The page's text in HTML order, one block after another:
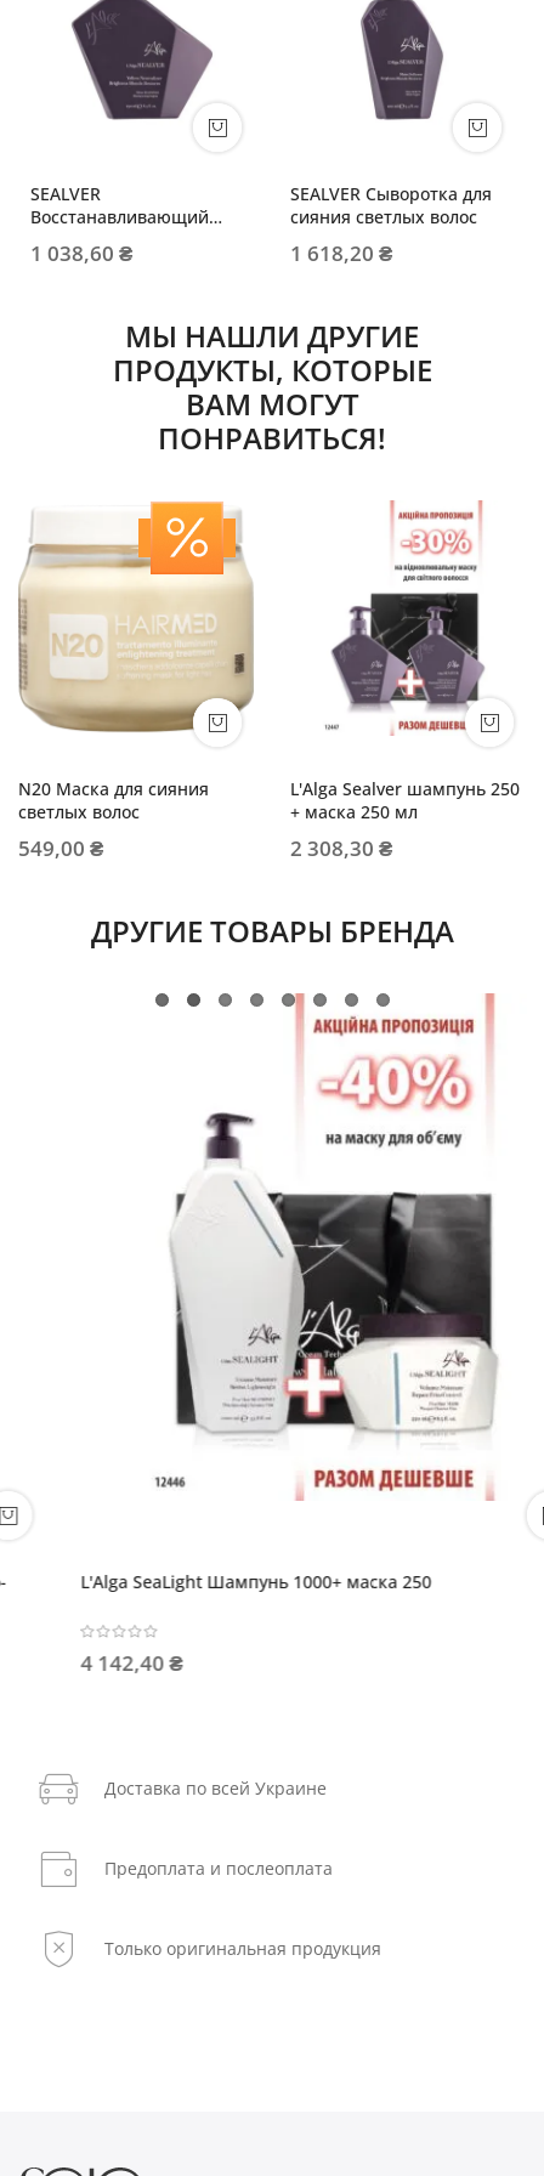
SEALVER
Восстанавливающий
волос
1 038,60 ₴
SEALVER Сыворотка для
сияния светлых волос
1 618,20 ₴
МЫ НАШЛИ ДРУГИЕ
ПРОДУКТЫ, КОТОРЫЕ
ВАМ МОГУТ
ПОНРАВИТЬСЯ!
N20 Маска для сияния
светлых волос
549,00 ₴
L'Alga Sealver шампунь 250
+ маска 250 мл
2 308,30 ₴
ДРУГИЕ ТОВАРЫ БРЕНДА
L'Alga SeaLight Шампунь 1000+ маска 250
4 142,40 ₴
Доставка по всей Украине
Предоплата и послеоплата
Только оригинальная продукция